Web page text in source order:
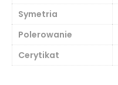
Symetria
Polerowanie
Cerytikat